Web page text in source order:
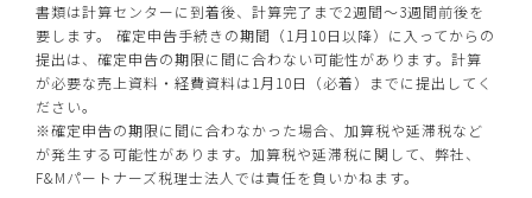
書類は計算センターに到着後、計算完了まで2週間～3週間前後を
要します。 確定申告手続きの期間（1月10日以降）に入ってからの
提出は、確定申告の期限に間に合わない可能性があります。計算
が必要な売上資料・経費資料は1月10日（必着）までに提出してく
ださい。
※確定申告の期限に間に合わなかった場合、加算税や延滞税など
が発生する可能性があります。加算税や延滞税に関して、弊社、
F&Mパートナーズ税理士法人では責任を負いかねます。